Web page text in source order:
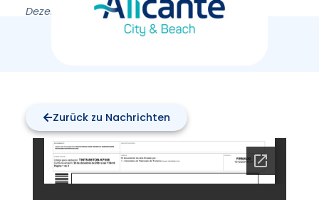
Dezember 20, 2024
Zurück zu Nachrichten